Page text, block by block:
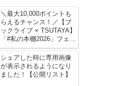
＼最大10,000ポイントも
らえるチャンス！／【ブ
ックライブ × TSUTAYA】
「#私の本棚2026」フェア
開催中！
シェアした時に専用画像
が表示されるようになり
ました！【公開リスト】